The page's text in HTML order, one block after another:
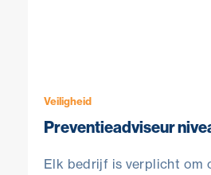
Veiligheid
Preventieadviseur
Elk bedrijf is verplicht om